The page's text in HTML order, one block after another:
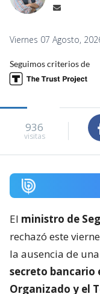
Viernes 07 Agosto,
Seguimos criterios de
936
visitas
El ministro de
rechazó este
la ausencia de
secreto bancario
Organizado y el